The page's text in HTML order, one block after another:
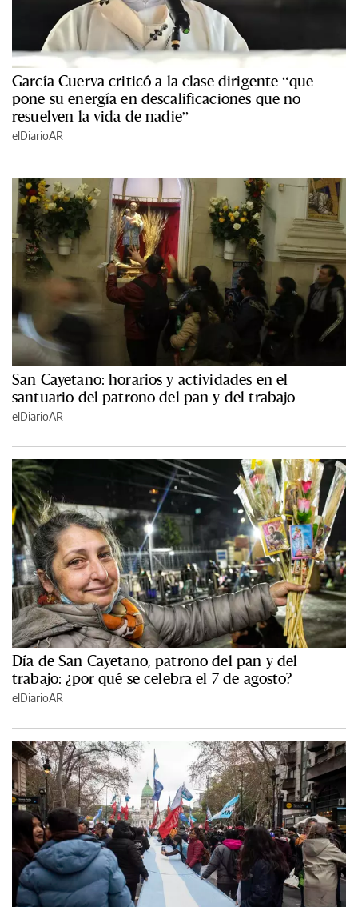
García Cuerva criticó a la clase dirigente “que
pone su energía en descalificaciones que no
resuelven la vida de nadie”
elDiarioAR
San Cayetano: horarios y actividades en el
santuario del patrono del pan y del trabajo
elDiarioAR
Día de San Cayetano, patrono del pan y del
trabajo: ¿por qué se celebra el 7 de agosto?
elDiarioAR